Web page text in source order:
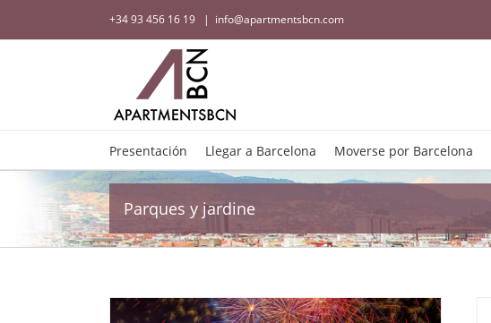
+34 93 456 16 19 | info@apartmentsbcn.com
Presentación Llegar a Barcelona Moverse por Barcelona
Parques y jardine